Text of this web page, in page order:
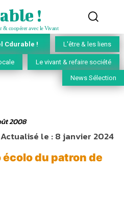
!
& coopérer avec le Vivant
Cdurable ! L'être & les liens
Le vivant & refaire société
News Sélection
2008
Actualisé le :8 janvier 2024
du patron de